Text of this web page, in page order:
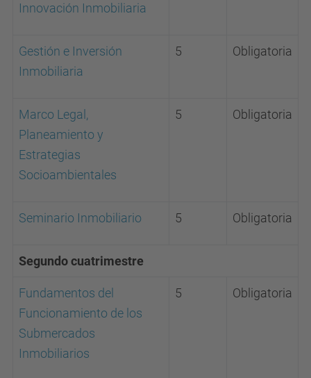
Innovación Inmobiliaria
Gestión e Inversión
Inmobiliaria
5 Obligatoria
Marco Legal,
Planeamiento y
Estrategias
Socioambientales
5 Obligatoria
Seminario Inmobiliario 5 Obligatoria
Segundo cuatrimestre
Fundamentos del
Funcionamiento de los
Submercados
Inmobiliarios
5 Obligatoria